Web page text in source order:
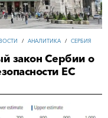
/ АНАЛИТИКА / СЕРБИЯ
закон Сербии о
ЕС